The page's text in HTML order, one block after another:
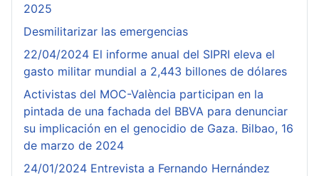
2025
Desmilitarizar las emergencias
22/04/2024 El informe anual del SIPRI eleva el
gasto militar mundial a 2,443 billones de dólares
Activistas del MOC-València participan en la
pintada de una fachada del BBVA para denunciar
su implicación en el genocidio de Gaza. Bilbao, 16
de marzo de 2024
24/01/2024 Entrevista a Fernando Hernández